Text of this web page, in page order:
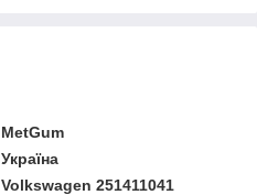
MetGum
Україна
Volkswagen 251411041